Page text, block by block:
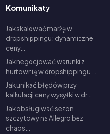
Komunikaty
Jak skalować marżę w
dropshippingu: dynamiczne
ceny…
Jak negocjować warunki z
hurtownią w dropshippingu …
Jak unikać błędów przy
kalkulacji ceny wysyłki w dr…
Jak obsługiwać sezon
szczytowy na Allegro bez
chaos…